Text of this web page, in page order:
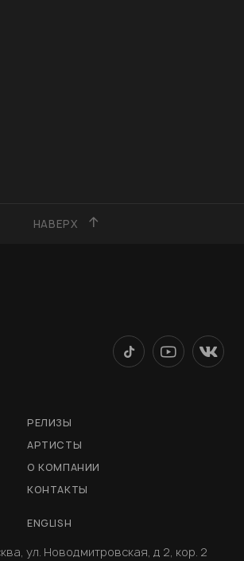
НАВЕРХ
РЕЛИЗЫ
АРТИСТЫ
О КОМПАНИИ
КОНТАКТЫ
ENGLISH
ул. Новодмитровская, д 2, кор. 2